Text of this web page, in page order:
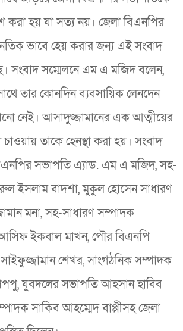
করা হয় যা সত্য নয়। জেলা বিএনপির
ভাবে হেয় করার জন্য এই সংবাদ
সংবাদ সম্মেলনে এম এ মজিদ বলেন,
তার কোনদিন ব্যবসায়িক লেনদেন
নেই। আসাদুজ্জামানের এক আত্মীয়ের
তাকে হেনস্থা করা হয়। সংবাদ
সভাপতি এ্যাড. এম এ মজিদ, সহ-
ইসলাম বাদশা, মুকুল হোসেন সাধারণ
মনা, সহ-সাধারণ সম্পাদক
ইকবাল মাখন, পৌর বিএনপি
শেখর, সাংগঠনিক সম্পাদক
যুবদলের সভাপতি আহসান হাবিব
সাকিব আহম্মেদ বাপ্পীসহ জেলা